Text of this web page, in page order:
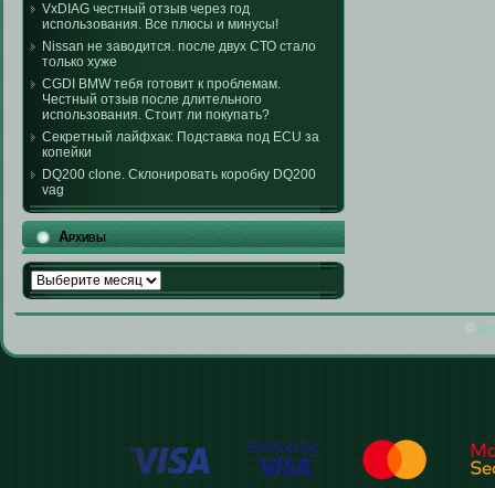
VxDIAG честный отзыв через год
использования. Все плюсы и минусы!
Nissan не заводится. после двух СТО стало
только хуже
CGDI BMW тебя готовит к проблемам.
Честный отзыв после длительного
использования. Стоит ли покупать?
Секретный лайфхак: Подставка под ECU за
копейки
DQ200 clone. Склонировать коробку DQ200
vag
Архивы
Архивы
©